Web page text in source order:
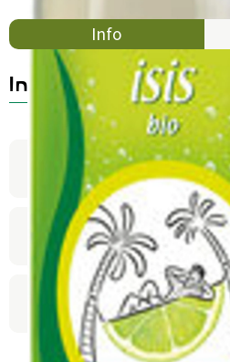
B2B Info
Info
Produktinformationen
Zutaten
Produktdatenblatt